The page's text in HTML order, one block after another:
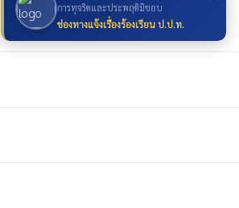
การทุจริตและประพฤติมิชอบ
ช่องทางแจ้งเรื่องร้องเรียน ป.ป.ท.